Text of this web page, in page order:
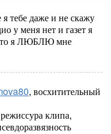
тебе даже и не скажу
у меня нет и газет я
я ЛЮБЛЮ мне
, восхитительный
клипа,